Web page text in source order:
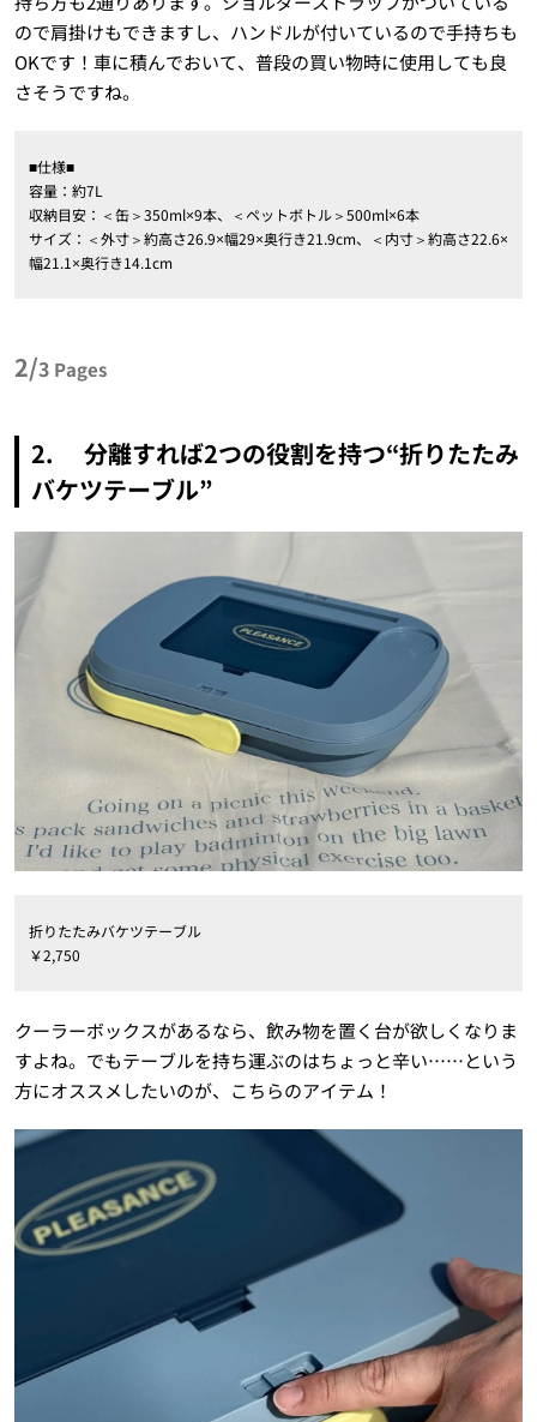
ので肩掛けもできますし、ハンドルが付いているので手持ちも
OKです！車に積んでおいて、普段の買い物時に使用しても良
さそうですね。
■仕様■
容量：約7L
収納目安：＜缶＞350ml×9本、＜ペットボトル＞500ml×6本
サイズ：＜外寸＞約高さ26.9×幅29×奥行き21.9cm、＜内寸＞約高さ22.6×
幅21.1×奥行き14.1cm
2/3 Pages
2. 分離すれば2つの役割を持つ“折りたたみ
バケツテーブル”
折りたたみバケツテーブル
￥2,750
クーラーボックスがあるなら、飲み物を置く台が欲しくなりま
すよね。でもテーブルを持ち運ぶのはちょっと辛い……という
方にオススメしたいのが、こちらのアイテム！